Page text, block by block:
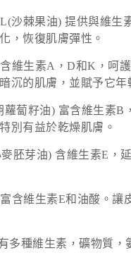
沙棘果油) 提供與維生
，恢復肌膚彈性。
維生素A，D和K，呵護
沉的肌膚，並賦予它年
蘿蔔籽油) 富含維生素B
別有益於乾燥肌膚。
胚芽油) 含維生素E，
含維生素E和油酸。讓
多種維生素，礦物質，